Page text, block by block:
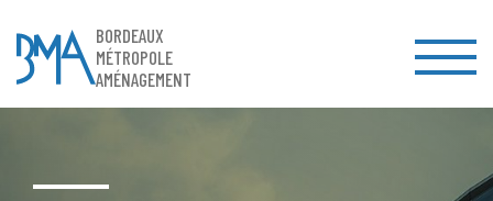
BORDEAUX
MÉTROPOLE
AMÉNAGEMENT